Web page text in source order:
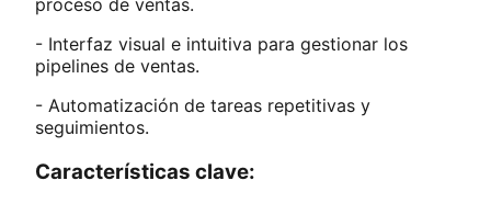
proceso de ventas.
- Interfaz visual e intuitiva para gestionar los
pipelines de ventas.
- Automatización de tareas repetitivas y
seguimientos.
Características clave: